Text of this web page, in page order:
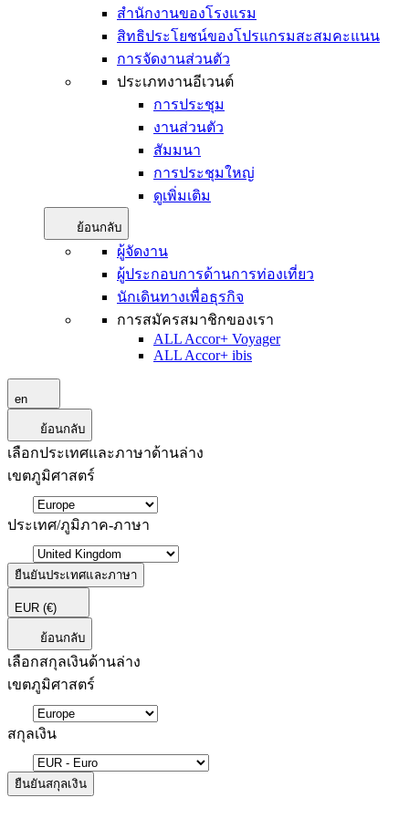
สำนักงานของโรงแรม
สิทธิประโยชน์ของโปรแกรมสะสมคะแนน
การจัดงานส่วนตัว
ประเภทงานอีเวนต์
การประชุม
งานส่วนตัว
สัมมนา
การประชุมใหญ่
ดูเพิ่มเติม
ย้อนกลับ
ผู้จัดงาน
ผู้ประกอบการด้านการท่องเที่ยว
นักเดินทางเพื่อธุรกิจ
การสมัครสมาชิกของเรา
ALL Accor+ Voyager
ALL Accor+ ibis
en
ย้อนกลับ
เลือกประเทศและภาษาด้านล่าง
เขตภูมิศาสตร์
ประเทศ/ภูมิภาค-ภาษา
ยืนยันประเทศและภาษา
EUR (€)
ย้อนกลับ
เลือกสกุลเงินด้านล่าง
เขตภูมิศาสตร์
สกุลเงิน
ยืนยันสกุลเงิน